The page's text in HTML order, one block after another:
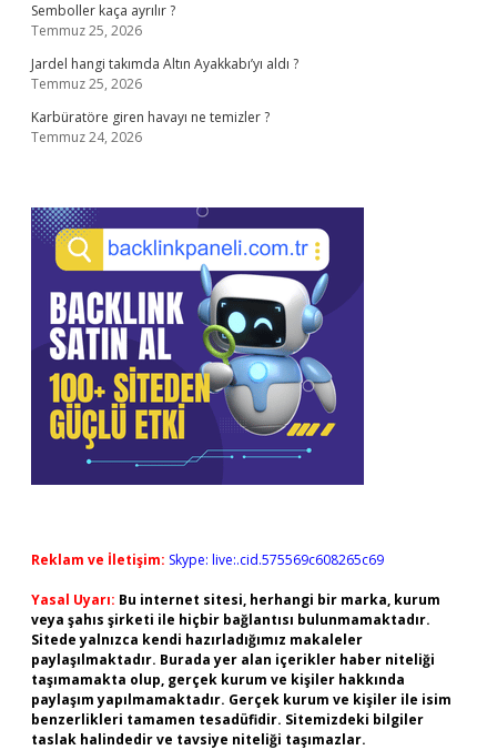
Semboller kaça ayrılır ?
Temmuz 25, 2026
Jardel hangi takımda Altın Ayakkabı’yı aldı ?
Temmuz 25, 2026
Karbüratöre giren havayı ne temizler ?
Temmuz 24, 2026
Reklam ve İletişim: Skype: live:.cid.575569c608265c69
Yasal Uyarı: Bu internet sitesi, herhangi bir marka, kurum
veya şahıs şirketi ile hiçbir bağlantısı bulunmamaktadır.
Sitede yalnızca kendi hazırladığımız makaleler
paylaşılmaktadır. Burada yer alan içerikler haber niteliği
taşımamakta olup, gerçek kurum ve kişiler hakkında
paylaşım yapılmamaktadır. Gerçek kurum ve kişiler ile isim
benzerlikleri tamamen tesadüfidir. Sitemizdeki bilgiler
taslak halindedir ve tavsiye niteliği taşımazlar.